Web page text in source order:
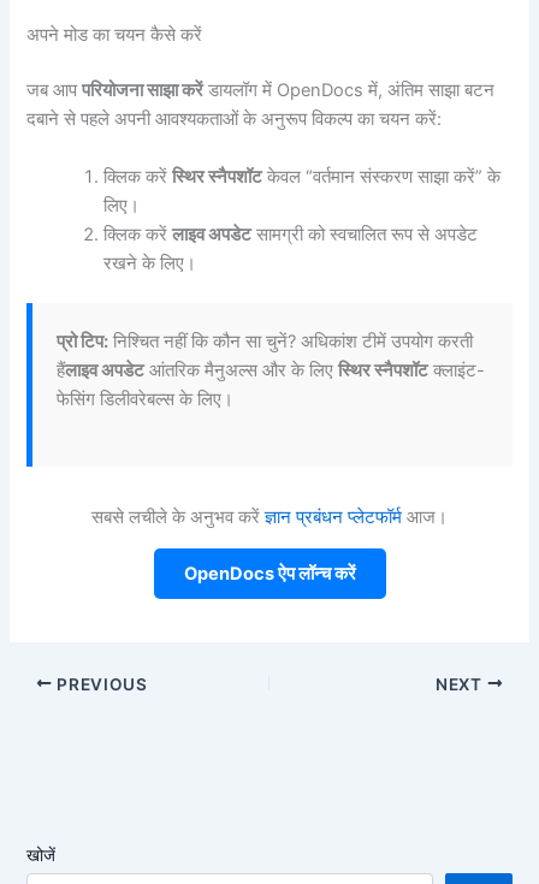
अपने मोड का चयन कैसे करें
जब आपपरियोजना साझा करेंडायलॉग में OpenDocs में, अंतिम साझा बटन
दबाने से पहले अपनी आवश्यकताओं के अनुरूप विकल्प का चयन करें:
क्लिक करेंस्थिर स्नैपशॉटकेवल “वर्तमान संस्करण साझा करें” के
लिए।
क्लिक करेंलाइव अपडेटसामग्री को स्वचालित रूप से अपडेट
रखने के लिए।
प्रो टिप: निश्चित नहीं कि कौन सा चुनें? अधिकांश टीमें उपयोग करती
हैंलाइव अपडेटआंतरिक मैनुअल्स और के लिएस्थिर स्नैपशॉटक्लाइंट-
फेसिंग डिलीवरेबल्स के लिए।
सबसे लचीले के अनुभव करेंज्ञान प्रबंधन प्लेटफॉर्म आज।
OpenDocs ऐप लॉन्च करें
PREVIOUS NEXT
खोजें